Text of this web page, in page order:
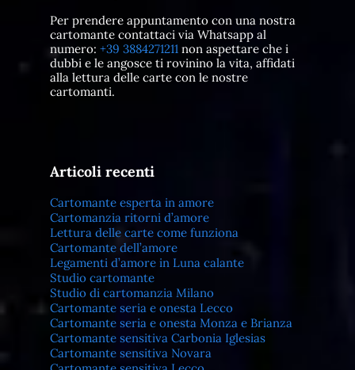
Per prendere appuntamento con una nostra
cartomante contattaci via Whatsapp al
numero: +39 3884271211non aspettare che i
dubbi e le angosce ti rovinino la vita, affidati
alla lettura delle carte con le nostre
cartomanti.
Articoli recenti
Cartomante esperta in amore
Cartomanzia ritorni d’amore
Lettura delle carte come funziona
Cartomante dell’amore
Legamenti d’amore in Luna calante
Studio cartomante
Studio di cartomanzia Milano
Cartomante seria e onesta Lecco
Cartomante seria e onesta Monza e Brianza
Cartomante sensitiva Carbonia Iglesias
Cartomante sensitiva Novara